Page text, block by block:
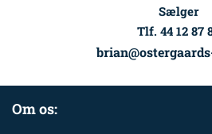
Sælger
Tlf. 44 12 87
Om os: